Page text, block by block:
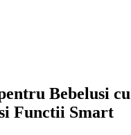
Bebelusi cu
Functii Smart